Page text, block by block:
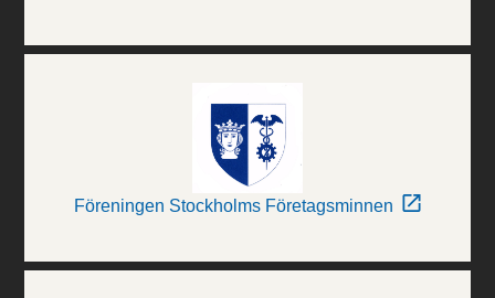
Föreningen Stockholms Företagsminnen